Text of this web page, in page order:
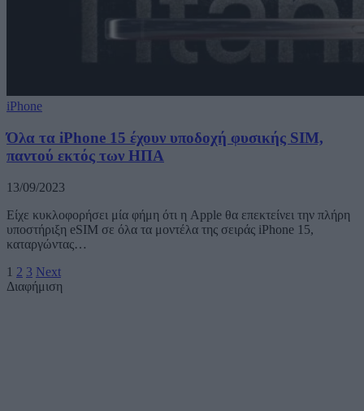
iPhone
Όλα τα iPhone 15 έχουν υποδοχή φυσικής SIM,
παντού εκτός των ΗΠΑ
13/09/2023
Είχε κυκλοφορήσει μία φήμη ότι η Apple θα επεκτείνει την πλήρη
υποστήριξη eSIM σε όλα τα μοντέλα της σειράς iPhone 15,
καταργώντας…
1 2 3 Next
Διαφήμιση